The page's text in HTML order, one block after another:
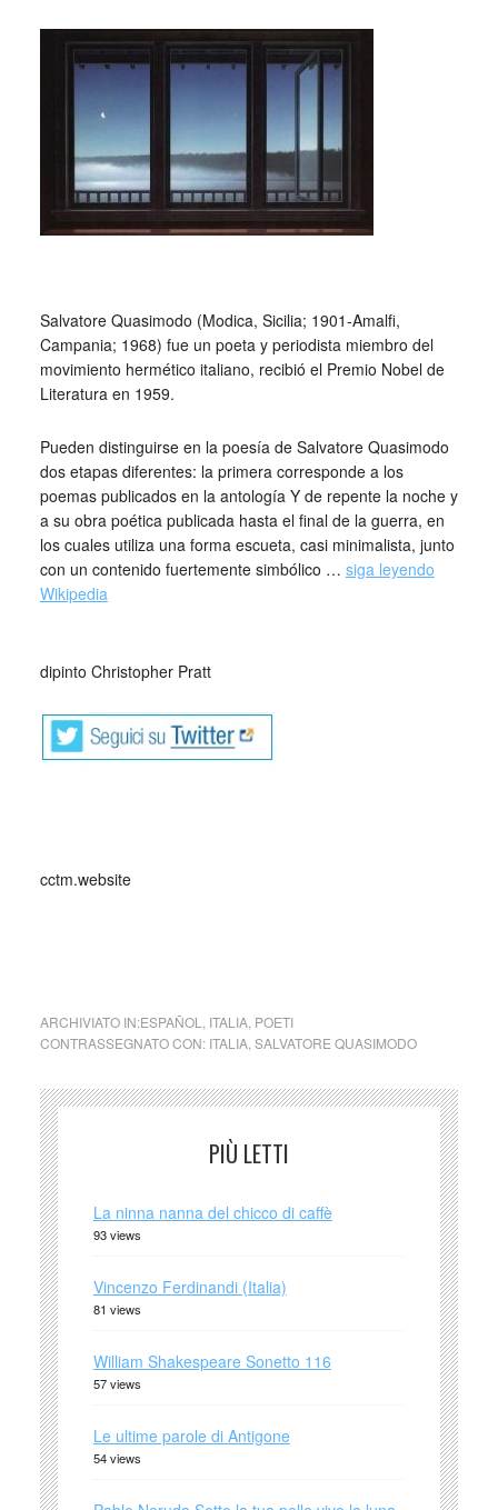
Salvatore Quasimodo (Modica, Sicilia; 1901-Amalfi,
Campania; 1968) fue un poeta y periodista miembro del
movimiento hermético italiano, recibió el Premio Nobel de
Literatura en 1959.
Pueden distinguirse en la poesía de Salvatore Quasimodo
dos etapas diferentes: la primera corresponde a los
poemas publicados en la antología Y de repente la noche y
a su obra poética publicada hasta el final de la guerra, en
los cuales utiliza una forma escueta, casi minimalista, junto
con un contenido fuertemente simbólico … siga leyendo
Wikipedia
dipinto Christopher Pratt
cctm.website
ARCHIVIATO IN:ESPAÑOL ITALIA, POETI
CONTRASSEGNATO CON: ITALIA, SALVATORE QUASIMODO
PIÙ LETTI
La ninna nanna del chicco di caffè
93 views
Vincenzo Ferdinandi (Italia)
81 views
William Shakespeare Sonetto 116
57 views
Le ultime parole di Antigone
54 views